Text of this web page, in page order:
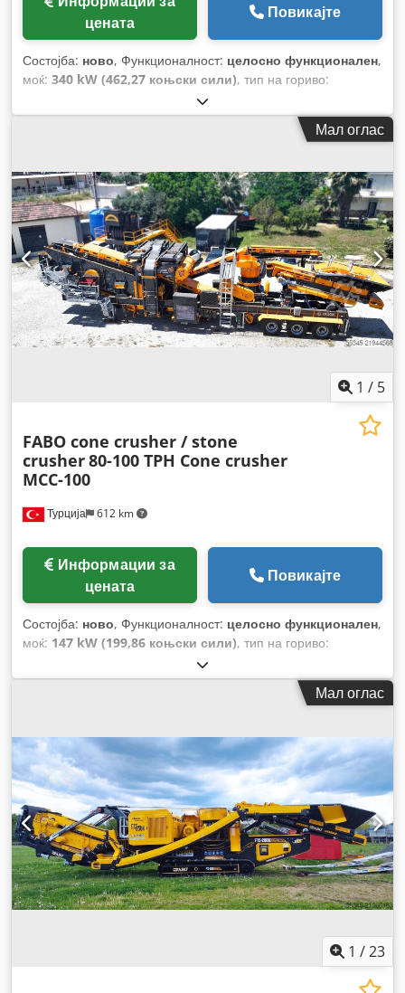
цената
Повикајте
Состојба: ново, Функционалност: целосно функционален,
моќ: 340 kW (462,27 коњски сили), тип на гориво:
, Година на изградба:
Мал оглас
1 / 5
Турција 612 km
FABO cone crusher / stone
crusher80-100 TPH Cone crusher
MCC-100
цената
Повикајте
Состојба: ново, Функционалност: целосно функционален,
моќ: 147 kW (199,86 коњски сили), тип на гориво:
, Година на изградба:
Мал оглас
1 /23